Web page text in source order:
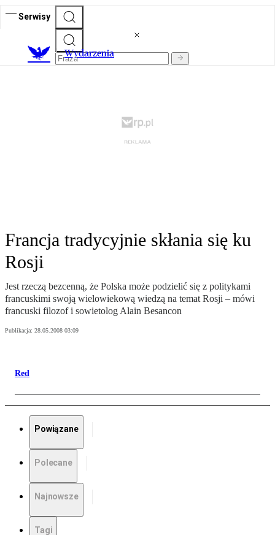
Serwisy
Wydarzenia
Francja tradycyjnie skłania się ku
Rosji
Jest rzeczą bezcenną, że Polska może podzielić się z politykami
francuskimi swoją wielowiekową wiedzą na temat Rosji – mówi
francuski filozof i sowietolog Alain Besancon
Publikacja: 28.05.2008 03:09
Red
Powiązane
Polecane
Najnowsze
Tagi